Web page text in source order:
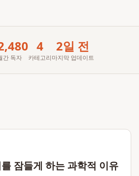
간 독자
4
카테고리
2일 전
마지막 업데이트
잠들게 하는 과학적 이유